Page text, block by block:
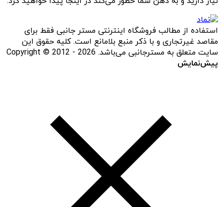
استفاده از مطالب فروشگاه اینترنتی مستر جانبی فقط برای
مقاصد غیرتجاری و با ذکر منبع بلامانع است. کلیه حقوق این
سایت متعلق به مسترجانبی می‌باشد. Copyright © 2012 - 2026
پیش‌نمایش